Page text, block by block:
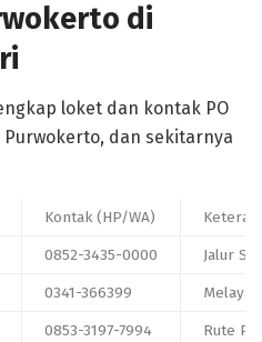
di
loket dan kontak PO
Purwokerto, dan sekitarnya
Kontak (HP/WA)
0852-3435-0000
Jalur
0341-366399
0853-3197-7994
Rute